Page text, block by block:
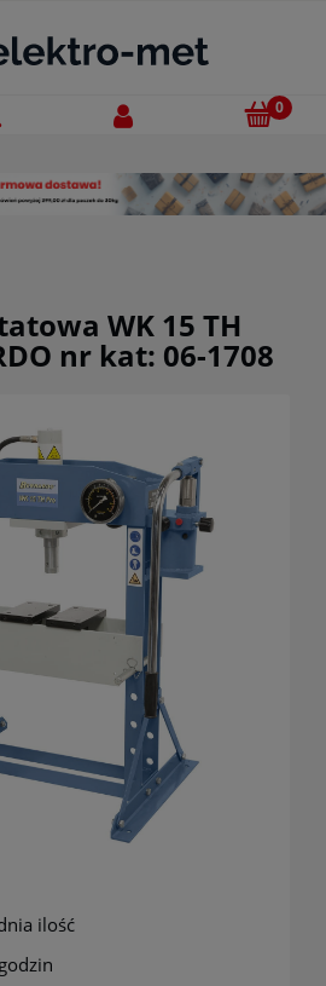
WK 15 TH
nr kat: 06-1708
ilość